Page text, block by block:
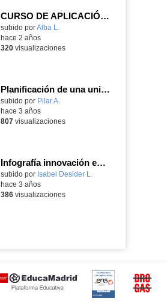
CURSO DE APLICACIÓN DE LAS HERRAMIENTAS DIGITALES EN LA INNOVACIÓN EDUCATIVA
subido porAlba L.
hace 2 años
320visualizaciones
Planificación de una unidad didáctica
subido por Pilar A.
hace 3 años
807visualizaciones
Infografía innovación educativa
subido por Isabel Desider L.
hace 3 años
386visualizaciones
Certificación Buzón